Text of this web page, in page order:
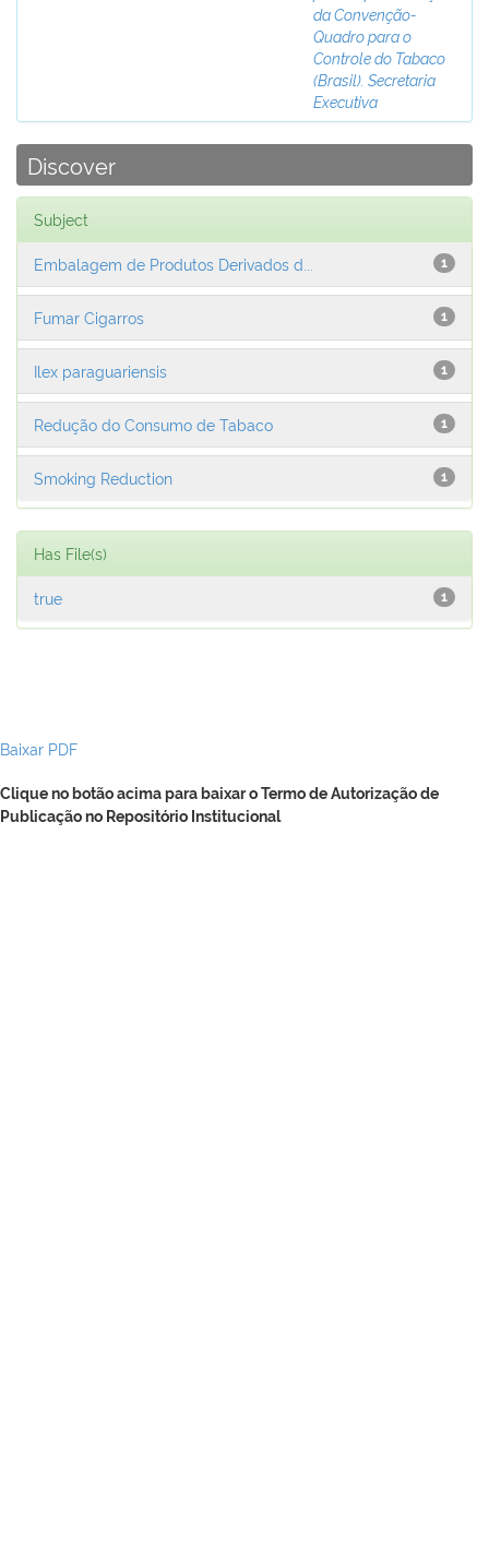
da Convenção-
Quadro para o
Controle do Tabaco
(Brasil). Secretaria
Executiva
Discover
Subject
1
Embalagem de Produtos Derivados d...
1
Fumar Cigarros
1
Ilex paraguariensis
1
Redução do Consumo de Tabaco
1
Smoking Reduction
Has File(s)
1
true
Baixar PDF
Clique no botão acima para baixar o Termo de Autorização de
Publicação no Repositório Institucional